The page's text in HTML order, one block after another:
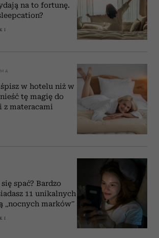
witryny, udostępniamy partnerom
reklamowym i analitycznym.
te informacje z innymi danymi
Ciebie lub uzyskanymi podczas
na to fortunę.
w hotelu niż w
tę magię do
z materacami
spać? Bardzo
11 unikalnych
„nocnych marków”